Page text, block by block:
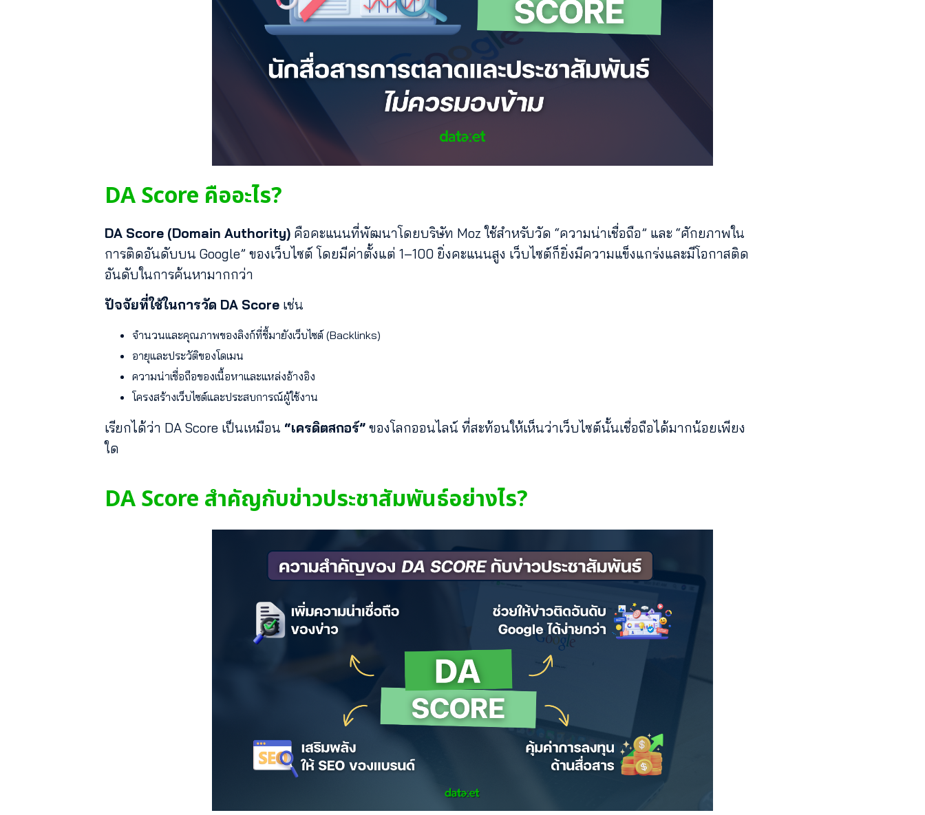
DA Score คืออะไร?
DA Score (Domain Authority) คือคะแนนที่พัฒนาโดยบริษัท Moz ใช้สำหรับวัด “ความน่าเชื่อถือ” และ “ศักยภาพใน
การติดอันดับบน Google” ของเว็บไซต์ โดยมีค่าตั้งแต่ 1–100 ยิ่งคะแนนสูง เว็บไซต์ก็ยิ่งมีความแข็งแกร่งและมีโอกาสติด
อันดับในการค้นหามากกว่า
ปัจจัยที่ใช้ในการวัด DA Score เช่น
จำนวนและคุณภาพของลิงก์ที่ชี้มายังเว็บไซต์ (Backlinks)
อายุและประวัติของโดเมน
ความน่าเชื่อถือของเนื้อหาและแหล่งอ้างอิง
โครงสร้างเว็บไซต์และประสบการณ์ผู้ใช้งาน
เรียกได้ว่า DA Score เป็นเหมือน “เครดิตสกอร์” ของโลกออนไลน์ ที่สะท้อนให้เห็นว่าเว็บไซต์นั้นเชื่อถือได้มากน้อยเพียง
ใด
DA Score สำคัญกับข่าวประชาสัมพันธ์อย่างไร?